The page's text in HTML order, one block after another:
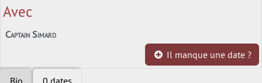
Avec
Captain Simard
Il manque une date ?
Bio 0 dates